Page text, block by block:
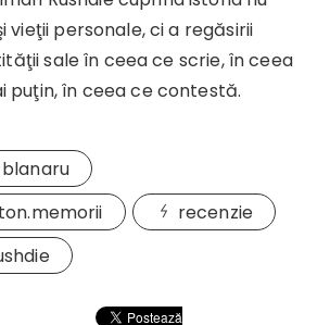
vieţii personale, ci a regăsirii
sale în ceea ce scrie, în ceea
puţin, în ceea ce contestă.
recenzie